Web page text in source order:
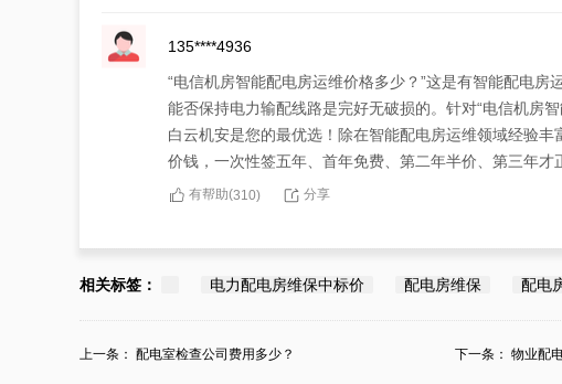
135****4936
“电信机房智能配电房运维价格多少？”这是有智能配电
能否保持电力输配线路是完好无破损的。针对“电信机房
白云机安是您的最优选！除在智能配电房运维领域经验
价钱，一次性签五年、首年免费、第二年半价、第三年才
有帮助(310) 分享
相关标签： 电力配电房维保中标价 配电房维保 配电
上一条： 配电室检查公司费用多少？ 下一条： 物业配